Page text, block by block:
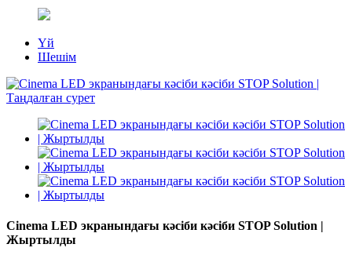
Үй
Шешім
Cinema LED экранындағы кәсіби кәсіби STOP Solution |
Жыртылды